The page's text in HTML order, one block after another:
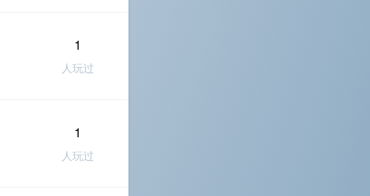
1
人玩过
1
人玩过